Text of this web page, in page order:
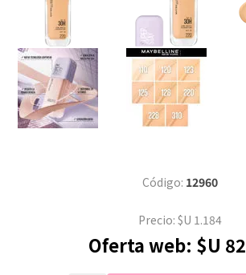
Código: 12960
Precio: $U 1.184
Oferta web: $U